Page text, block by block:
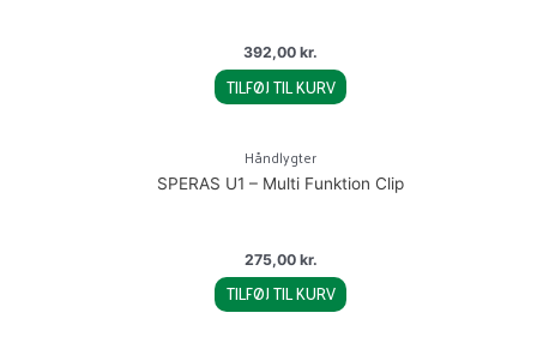
392,00 kr.
TILFØJ TIL KURV
Håndlygter
SPERAS U1 – Multi Funktion Clip
275,00 kr.
TILFØJ TIL KURV